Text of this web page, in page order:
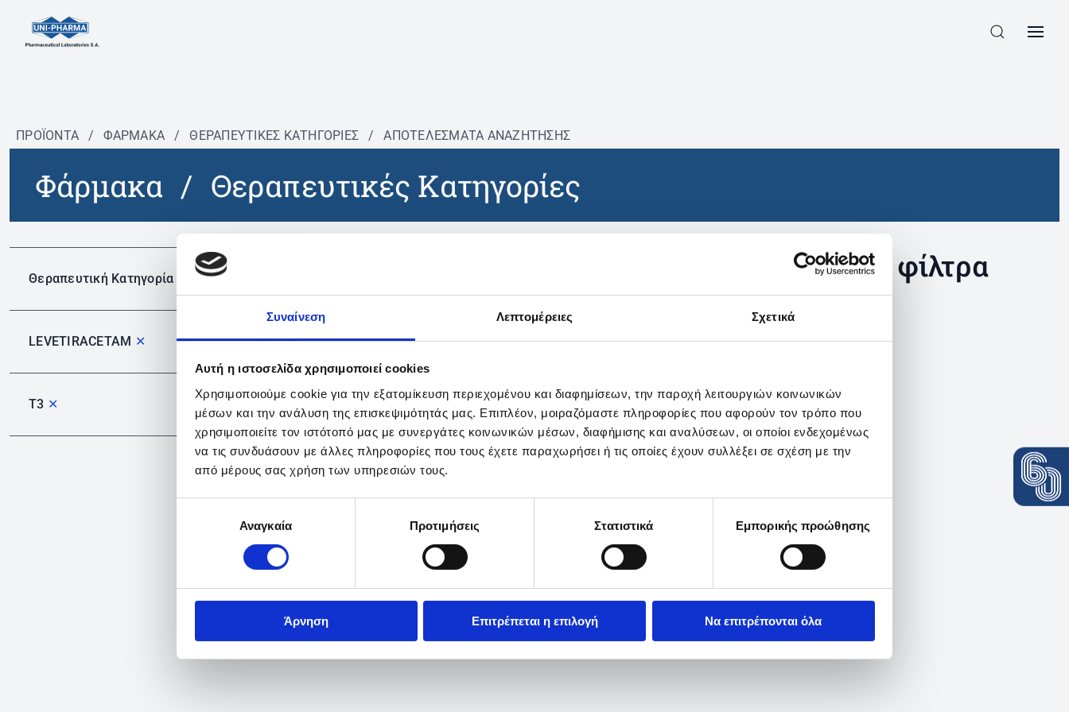
Συναίνεση Λεπτομέρειες Σχετικά
Αυτή η ιστοσελίδα χρησιμοποιεί cookies
Χρησιμοποιούμε cookie για την εξατομίκευση περιεχομένου και διαφημίσεων, την παροχή λειτουργιών κοινωνικών
μέσων και την ανάλυση της επισκεψιμότητάς μας. Επιπλέον, μοιραζόμαστε πληροφορίες που αφορούν τον τρόπο που
χρησιμοποιείτε τον ιστότοπό μας με συνεργάτες κοινωνικών μέσων, διαφήμισης και αναλύσεων, οι οποίοι ενδεχομένως
να τις συνδυάσουν με άλλες πληροφορίες που τους έχετε παραχωρήσει ή τις οποίες έχουν συλλέξει σε σχέση με την
από μέρους σας χρήση των υπηρεσιών τους.
συγκατάθεσηςΑναγκαία Προτιμήσεις Στατιστικά Εμπορικής προώθησης
Άρνηση Επιτρέπεται η επιλογή Να επιτρέπονται όλα
ΠΡΟΪΟΝΤΑ / ΦΆΡΜΑΚΑ / ΘΕΡΑΠΕΥΤΙΚΈΣ ΚΑΤΗΓΟΡΊΕΣ / ΑΠΟΤΕΛΕΣΜΑΤΑ ΑΝΑΖΗΤΗΣΗΣ
Φάρμακα / Θεραπευτικές Κατηγορίες
Θεραπευτική Κατηγορία
LEVETIRACETAM ✕
T3 ✕
Δεν βρέθηκαν προϊόντα με τα συγκεκριμένα φίλτρα